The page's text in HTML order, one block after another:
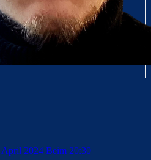
April 2024 Beim 20:30